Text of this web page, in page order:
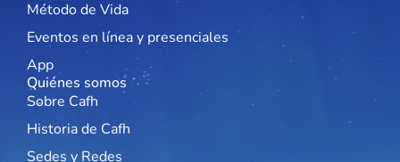
Método de Vida
Eventos en línea y presenciales
App
Quiénes somos
Sobre Cafh
Historia de Cafh
Sedes y Redes